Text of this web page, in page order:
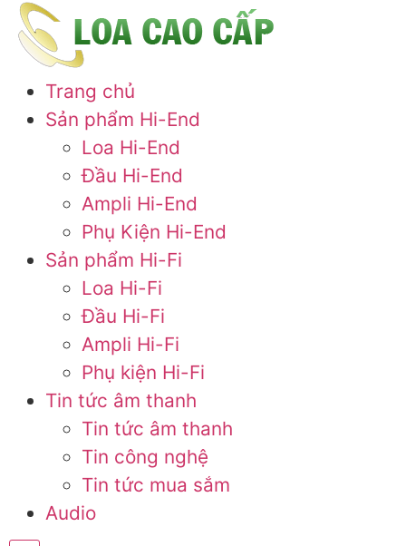
Trang chủ
Sản phẩm Hi-End
Loa Hi-End
Đầu Hi-End
Ampli Hi-End
Phụ Kiện Hi-End
Sản phẩm Hi-Fi
Loa Hi-Fi
Đầu Hi-Fi
Ampli Hi-Fi
Phụ kiện Hi-Fi
Tin tức âm thanh
Tin tức âm thanh
Tin công nghệ
Tin tức mua sắm
Audio